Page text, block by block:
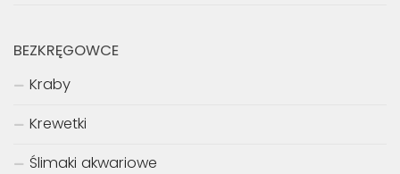
BEZKRĘGOWCE
Kraby
Krewetki
Ślimaki akwariowe